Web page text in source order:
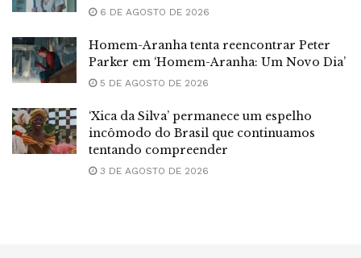
6 DE AGOSTO DE 2026
Homem-Aranha tenta reencontrar Peter
Parker em ‘Homem-Aranha: Um Novo Dia’
5 DE AGOSTO DE 2026
‘Xica da Silva’ permanece um espelho
incômodo do Brasil que continuamos
tentando compreender
3 DE AGOSTO DE 2026